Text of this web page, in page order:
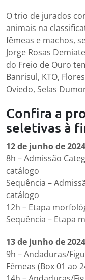
O trio de jurados
animais na
fêmeas e machos,
Jorge Rosas
do Freio de Ouro
Banrisul, KTO,
Oviedo, Selas
Confira a
seletivas à
12 de junho de
8h – Admissão
catálogo
Sequência –
catálogo
12h – Etapa
Sequência – Etapa
13 de junho de
9h – Andaduras/
Fêmeas (Box 01 ao